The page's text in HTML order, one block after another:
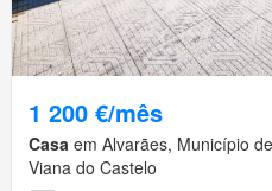
1 200 €/mês
Casa em Alvarães, Município
Viana do Castelo